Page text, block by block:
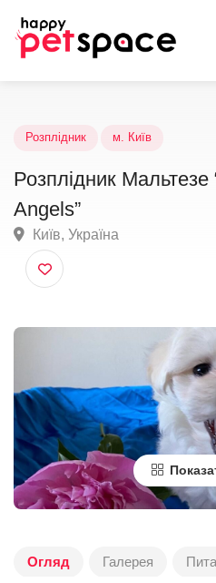
Розплідник
Angels”
Київ, Україна
Огляд Галерея